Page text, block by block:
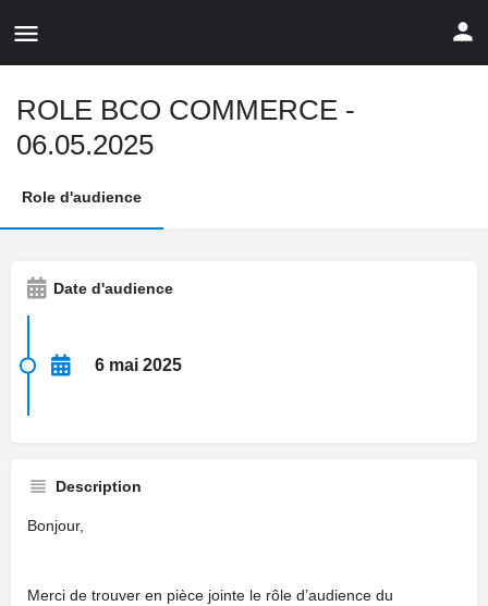
ROLE BCO COMMERCE -
06.05.2025
Role d'audience
Date d'audience
6 mai 2025
Description
Bonjour,
Merci de trouver en pièce jointe le rôle d’audience du